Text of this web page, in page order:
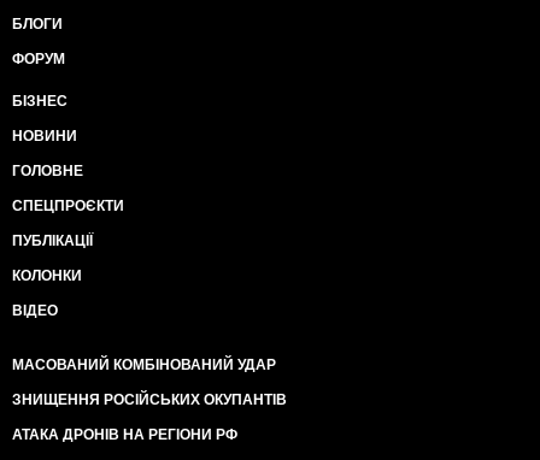
БЛОГИ
ФОРУМ
БІЗНЕС
НОВИНИ
ГОЛОВНЕ
СПЕЦПРОЄКТИ
ПУБЛІКАЦІЇ
КОЛОНКИ
ВІДЕО
МАСОВАНИЙ КОМБІНОВАНИЙ УДАР
ЗНИЩЕННЯ РОСІЙСЬКИХ ОКУПАНТІВ
АТАКА ДРОНІВ НА РЕГІОНИ РФ